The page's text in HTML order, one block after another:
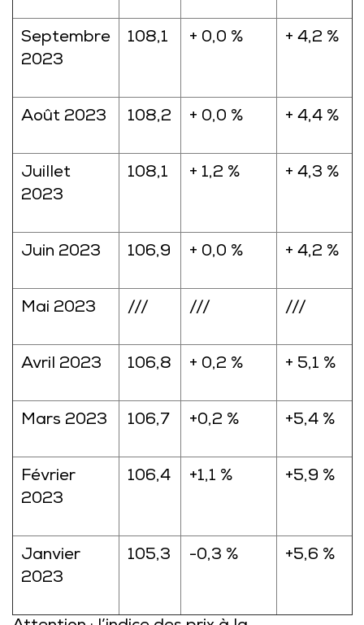
Septembre
2023
108,1 + 0,0 % + 4,2 %
Août 2023 108,2 + 0,0 % + 4,4 %
Juillet
2023
108,1 + 1,2 % + 4,3 %
Juin 2023 106,9 + 0,0 % + 4,2 %
Mai 2023 /// /// ///
Avril 2023 106,8 + 0,2 % + 5,1 %
Mars 2023 106,7 +0,2 % +5,4 %
Février
2023
106,4 +1,1 % +5,9 %
Janvier
2023
105,3 -0,3 % +5,6 %